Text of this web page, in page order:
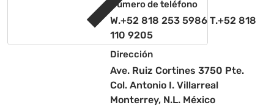
Dirección
Ave. Ruiz Cortines 3750 Pte.
Col. Antonio I. Villarreal
Monterrey, N.L. México
Número de teléfono
W.+52 818 253 5986 T.+52 818
110 9205